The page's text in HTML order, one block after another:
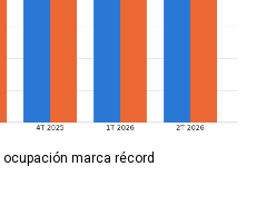
ocupación marca récord